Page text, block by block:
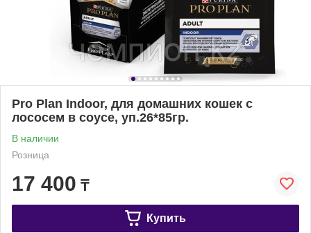
Pro Plan Indoor, для домашних кошек с
лососем в соусе, уп.26*85гр.
В наличии
Розница
17 400 ₸
Купить